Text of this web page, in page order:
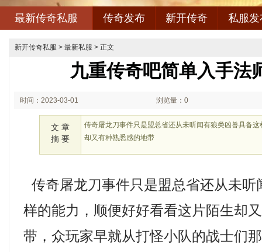
最新传奇私服 传奇发布 新开传奇 私服发
新开传奇私服 > 最新私服 > 正文
九重传奇吧简单入手法
时间：2023-03-01 浏览量：0
文 章
摘 要
传奇屠龙刀事件只是盟总省还从未听闻有狼类凶兽具备
却又有种熟悉感的地带
传奇屠龙刀事件只是盟总省还从未听
样的能力，顺便好好看看这片陌生却
带，众玩家早就从打怪小队的战士们